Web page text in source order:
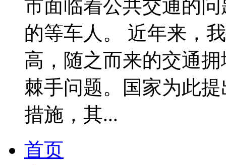
市面临着公共交通的
的等车人。 近年来，
高，随之而来的交通
棘手问题。国家为此
措施，其...
首页